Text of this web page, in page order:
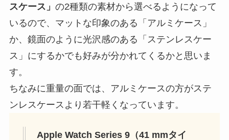
スケース」 の2種類の素材から選べるようになって
いるので、マットな印象のある「アルミケース」
か、鏡面のように光沢感のある「ステンレスケー
ス」にするかでも好みが分かれてくるかと思いま
す。
ちなみに重量の面では、アルミケースの方がステ
ンレスケースより若干軽くなっています。
Apple Watch Series 9（41 mmタイ